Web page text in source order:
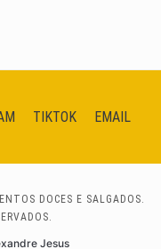
TIKTOK EMAIL
DOCES E SALGADOS.
Jesus